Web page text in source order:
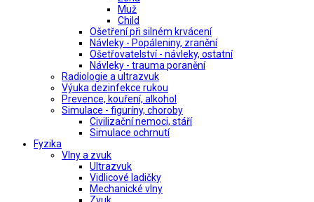
Muž
Child
Ošetření při silném krvácení
Návleky - Popáleniny, zranění
Ošetřovatelství - návleky, ostatní
Návleky - trauma poranění
Radiologie a ultrazvuk
Výuka dezinfekce rukou
Prevence, kouření, alkohol
Simulace - figuríny, choroby
Civilizační nemoci, stáří
Simulace ochrnutí
Fyzika
Vlny a zvuk
Ultrazvuk
Vidlicové ladičky
Mechanické vlny